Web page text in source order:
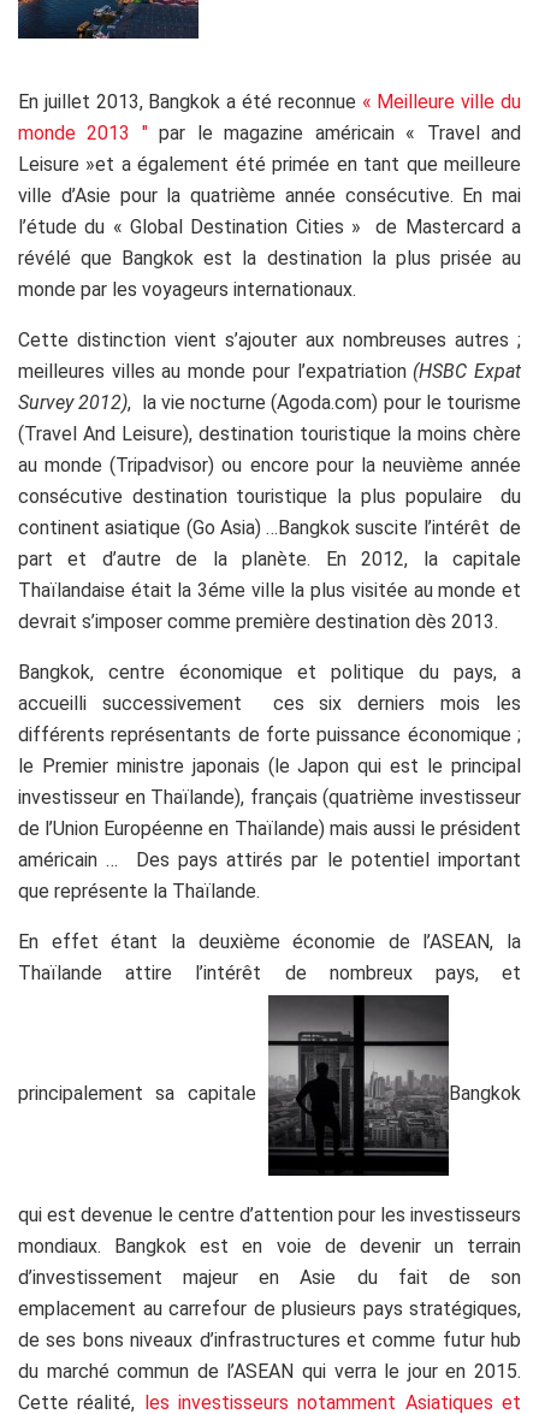
En juillet 2013, Bangkok a été reconnue « Meilleure ville du
monde 2013 ″par le magazine américain « Travel and
Leisure »et a également été primée en tant que meilleure
ville d’Asie pour la quatrième année consécutive. En mai
l’étude du « Global Destination Cities » de Mastercard a
révélé que Bangkok est la destination la plus prisée au
monde par les voyageurs internationaux.
Cette distinction vient s’ajouter aux nombreuses autres ;
meilleures villes au monde pour l’expatriation (HSBC Expat
Survey 2012), la vie nocturne (Agoda.com) pour le tourisme
(Travel And Leisure), destination touristique la moins chère
au monde (Tripadvisor) ou encore pour la neuvième année
consécutive destination touristique la plus populaire du
continent asiatique (Go Asia) …Bangkok suscite l’intérêt de
part et d’autre de la planète. En 2012, la capitale
Thaïlandaise était la 3éme ville la plus visitée au monde et
devrait s’imposer comme première destination dès 2013.
Bangkok, centre économique et politique du pays, a
accueilli successivement ces six derniers mois les
différents représentants de forte puissance économique ;
le Premier ministre japonais (le Japon qui est le principal
investisseur en Thaïlande), français (quatrième investisseur
de l’Union Européenne en Thaïlande) mais aussi le président
américain … Des pays attirés par le potentiel important
que représente la Thaïlande.
En effet étant la deuxième économie de l’ASEAN, la
Thaïlande attire l’intérêt de nombreux pays, et
principalement sa capitale Bangkok
qui est devenue le centre d’attention pour les investisseurs
mondiaux. Bangkok est en voie de devenir un terrain
d’investissement majeur en Asie du fait de son
emplacement au carrefour de plusieurs pays stratégiques,
de ses bons niveaux d’infrastructures et comme futur hub
du marché commun de l’ASEAN qui verra le jour en 2015.
Cette réalité, les investisseurs notamment Asiatiques et